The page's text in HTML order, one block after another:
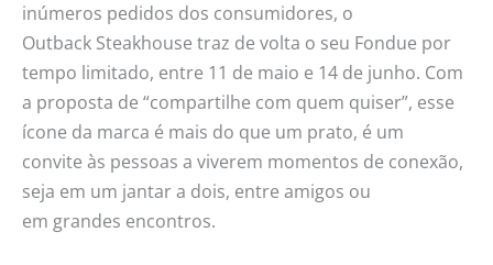
inúmeros pedidos dos consumidores, o
Outback Steakhouse traz de volta o seu Fondue por
tempo limitado, entre 11 de maio e 14 de junho. Com
a proposta de “compartilhe com quem quiser”, esse
ícone da marca é mais do que um prato, é um
convite às pessoas a viverem momentos de conexão,
seja em um jantar a dois, entre amigos ou
em grandes encontros.